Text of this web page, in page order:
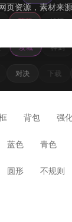
荷花 战舰
攻城 神剑
对决 下载
页资源，素材来
背包 强
蓝色 青色
圆形 不规则